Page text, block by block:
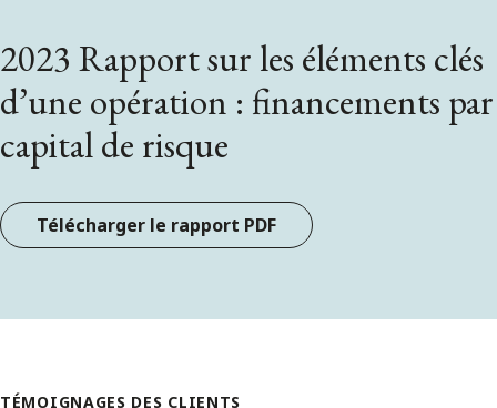
2023 Rapport sur les éléments clés
d’une opération : financements par
capital de risque
Télécharger le rapport PDF
TÉMOIGNAGES DES CLIENTS